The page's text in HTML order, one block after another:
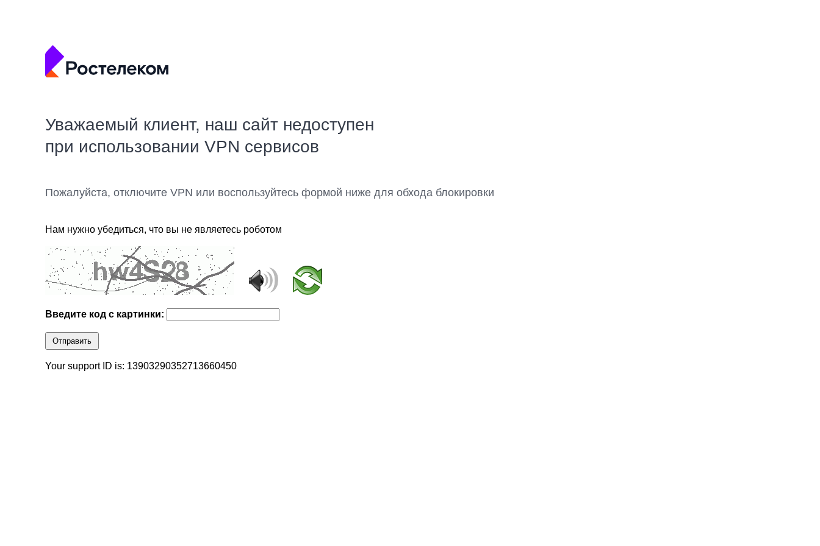
Уважаемый клиент, наш сайт недоступен
при использовании VPN сервисов
Пожалуйста, отключите VPN или воспользуйтесь формой ниже для обхода блокировки
Нам нужно убедиться, что вы не являетесь роботом
Введите код с картинки:
Отправить
Your support ID is: 13903290352713660450